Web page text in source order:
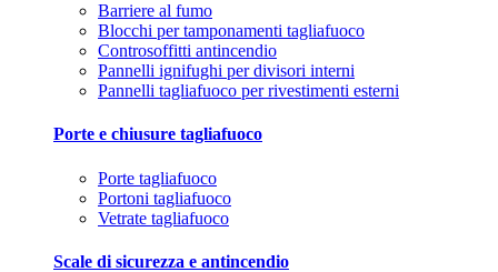
Barriere al fumo
Blocchi per tamponamenti tagliafuoco
Controsoffitti antincendio
Pannelli ignifughi per divisori interni
Pannelli tagliafuoco per rivestimenti esterni
Porte e chiusure tagliafuoco
Porte tagliafuoco
Portoni tagliafuoco
Vetrate tagliafuoco
Scale di sicurezza e antincendio